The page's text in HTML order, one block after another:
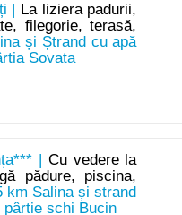
|
La liziera padurii,
filegorie, terasă,
și Ștrand cu apă
Sovata
| Cu vedere la
pădure, piscina,
km Salina și strand
pârtie schi Bucin